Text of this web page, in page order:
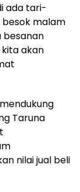
ada tari-
besok malam
besanan
kita akan
Taruna
nilai jual beli